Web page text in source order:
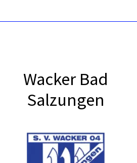
Wacker Bad
Salzungen